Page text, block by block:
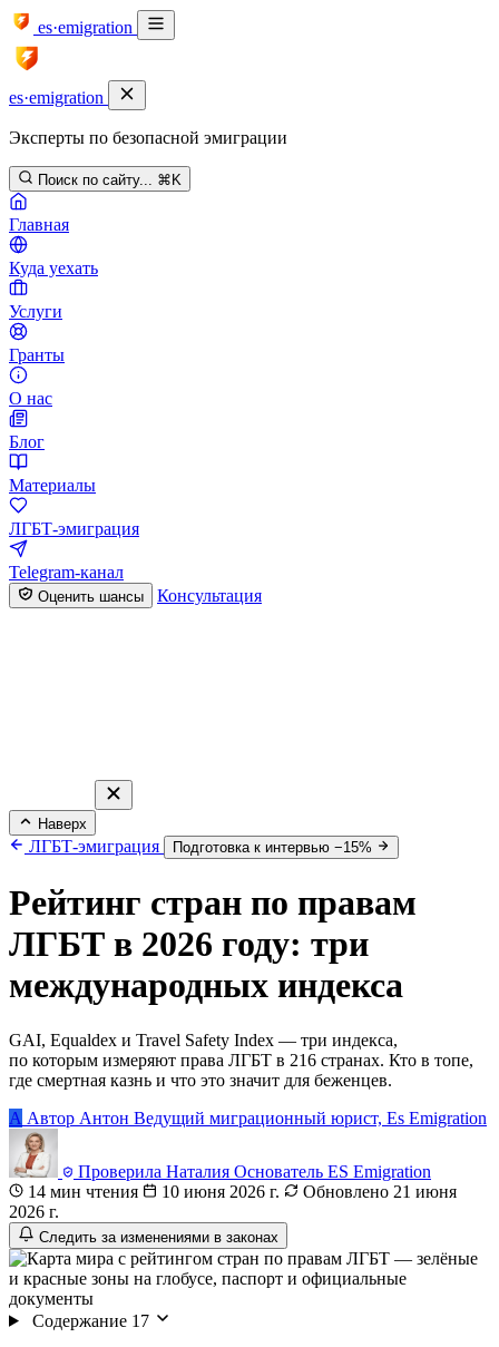
es·emigration
es·emigration
Эксперты по безопасной эмиграции
Поиск по сайту... ⌘K
Главная
Куда уехать
Услуги
Гранты
О нас
Блог
Материалы
ЛГБТ-эмиграция
Telegram-канал
Оценить шансы Консультация
Наверх
ЛГБТ-эмиграция Подготовка к интервью −15%
Рейтинг стран по правам
ЛГБТ в 2026 году: три
международных индекса
GAI, Equaldex и Travel Safety Index — три индекса,
по которым измеряют права ЛГБТ в 216 странах. Кто в топе,
где смертная казнь и что это значит для беженцев.
А Автор Антон Ведущий миграционный юрист, Es Emigration
Проверила Наталия Основатель ES Emigration
14 мин чтения
10 июня 2026 г.
Обновлено 21 июня
2026 г.
Следить за изменениями в законах
Содержание 17